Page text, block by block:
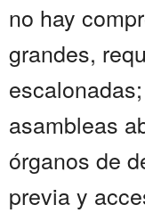
no hay
grandes,
asambleas
órganos de
previa y